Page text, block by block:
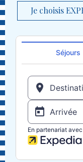
Je choisis